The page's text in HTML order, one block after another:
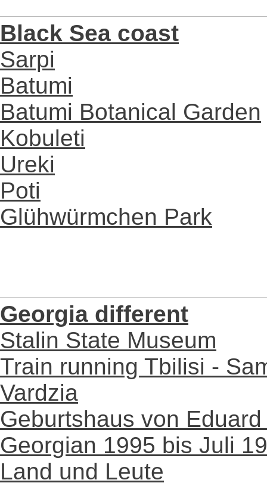
Black Sea coast
Sarpi
Batumi
Batumi Botanical Garden
Kobuleti
Ureki
Poti
Glühwürmchen Park
Georgia different
Stalin State Museum
Train running Tbilisi -
Vardzia
Geburtshaus von
Georgian 1995 bis Juli
Land und Leute